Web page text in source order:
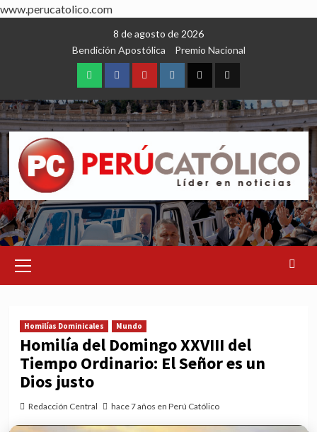
www.perucatolico.com
8 de agosto de 2026
Bendición Apostólica
Premio Nacional
WhatsAppFacebookYoutubeInstagram
X TikTok
Menu
Homilías Dominicales Mundo
Homilía del Domingo XXVIII del
Tiempo Ordinario: El Señor es un
Dios justo
Redacción Central hace 7 años en Perú Católico